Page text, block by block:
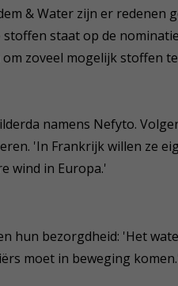
& Water zijn er redenen
staat op de
zoveel mogelijk stoffen
namens Nefyto.
'In Frankrijk willen ze
wind in Europa.'
hun bezorgdheid: 'Het
moet in beweging komen.'